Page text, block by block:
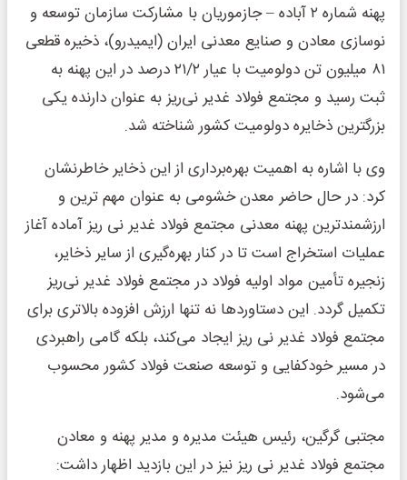
پهنه شماره ۲ آباده – جازموریان با مشارکت سازمان توسعه و
نوسازی معادن و صنایع معدنی ایران (ایمیدرو)، ذخیره قطعی
۸۱ میلیون تن دولومیت با عیار ۲۱/۲ درصد در این پهنه به
ثبت رسید و مجتمع فولاد غدیر نی‌ریز به عنوان دارنده یکی
بزرگترین ذخایره دولومیت کشور شناخته شد.
وی با اشاره به اهمیت بهره‌برداری از این ذخایر خاطرنشان
کرد: در حال حاضر معدن خشومی به عنوان مهم ترین و
ارزشمندترین پهنه معدنی مجتمع فولاد غدیر نی ریز آماده آغاز
عملیات استخراج است تا در کنار بهره‌گیری از سایر ذخایر،
زنجیره تأمین مواد اولیه فولاد در مجتمع فولاد غدیر نی‌ریز
تکمیل گردد. این دستاوردها نه تنها ارزش افزوده بالاتری برای
مجتمع فولاد غدیر نی ریز ایجاد می‌کند، بلکه گامی راهبردی
در مسیر خودکفایی و توسعه صنعت فولاد کشور محسوب
می‌شود.
مجتبی گرگین، رئیس هیئت مدیره و مدیر پهنه و معادن
مجتمع فولاد غدیر نی ریز نیز در این بازدید اظهار داشت: